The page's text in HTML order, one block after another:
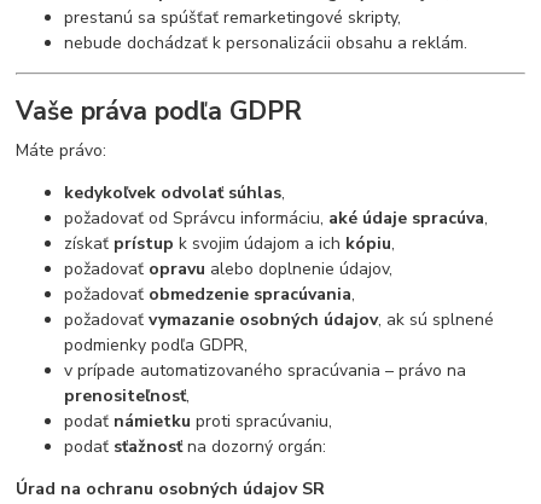
prestanú sa spúšťať remarketingové skripty,
nebude dochádzať k personalizácii obsahu a reklám.
Vaše práva podľa GDPR
Máte právo:
kedykoľvek odvolať súhlas,
požadovať od Správcu informáciu, aké údaje spracúva,
získať prístup k svojim údajom a ich kópiu,
požadovať opravu alebo doplnenie údajov,
požadovať obmedzenie spracúvania,
požadovaťvymazanie osobných údajov, ak sú splnené
podmienky podľa GDPR,
v prípade automatizovaného spracúvania – právo na
prenositeľnosť,
podať námietku proti spracúvaniu,
podať sťažnosťna dozorný orgán:
Úrad na ochranu osobných údajov SR